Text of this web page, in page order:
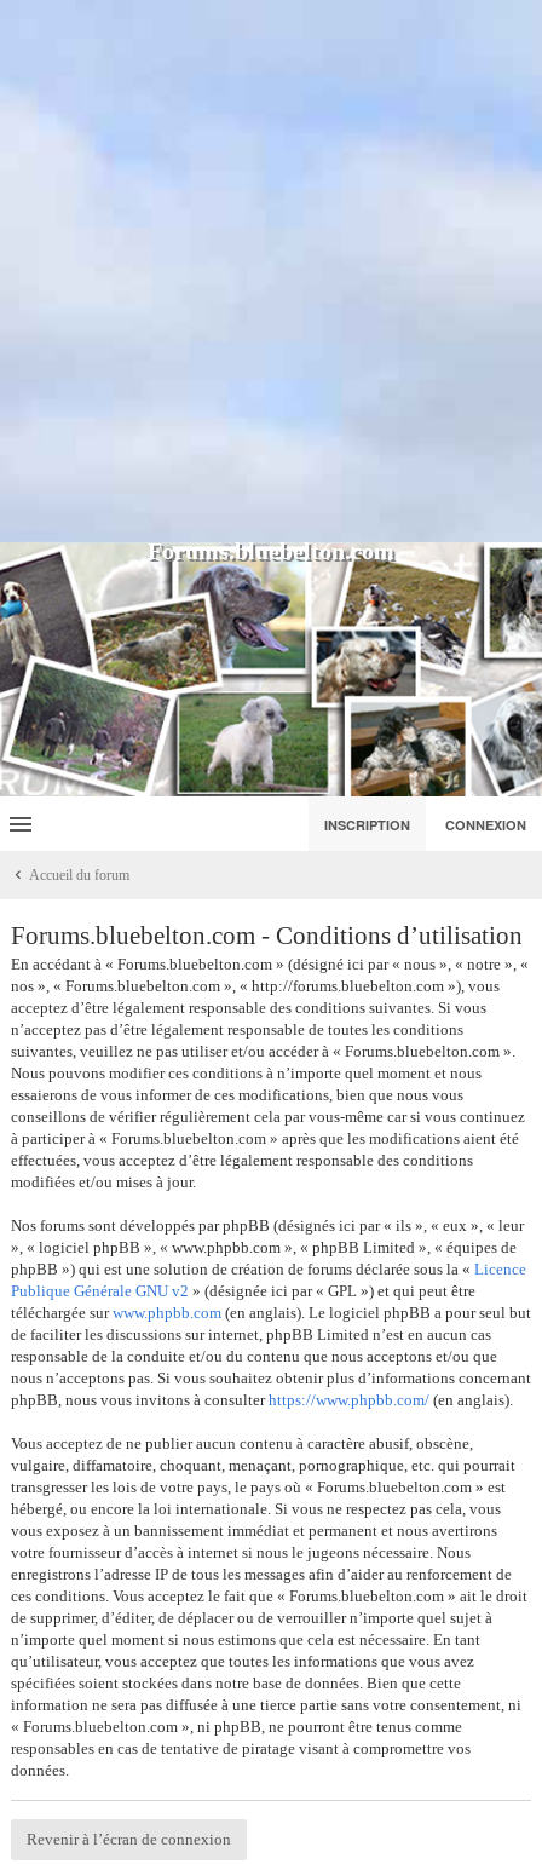
Forums.bluebelton.com
INSCRIPTION CONNEXION
Accueil du forum
Forums.bluebelton.com - Conditions d’utilisation
En accédant à « Forums.bluebelton.com » (désigné ici par « nous », « notre », «
nos », « Forums.bluebelton.com », « http://forums.bluebelton.com »), vous
acceptez d’être légalement responsable des conditions suivantes. Si vous
n’acceptez pas d’être légalement responsable de toutes les conditions
suivantes, veuillez ne pas utiliser et/ou accéder à « Forums.bluebelton.com ».
Nous pouvons modifier ces conditions à n’importe quel moment et nous
essaierons de vous informer de ces modifications, bien que nous vous
conseillons de vérifier régulièrement cela par vous-même car si vous continuez
à participer à « Forums.bluebelton.com » après que les modifications aient été
effectuées, vous acceptez d’être légalement responsable des conditions
modifiées et/ou mises à jour.
Nos forums sont développés par phpBB (désignés ici par « ils », « eux », « leur
», « logiciel phpBB », « www.phpbb.com », « phpBB Limited », « équipes de
phpBB ») qui est une solution de création de forums déclarée sous la « Licence
Publique Générale GNU v2 » (désignée ici par « GPL ») et qui peut être
téléchargée surwww.phpbb.com (en anglais). Le logiciel phpBB a pour seul but
de faciliter les discussions sur internet, phpBB Limited n’est en aucun cas
responsable de la conduite et/ou du contenu que nous acceptons et/ou que
nous n’acceptons pas. Si vous souhaitez obtenir plus d’informations concernant
phpBB, nous vous invitons à consulterhttps://www.phpbb.com/ (en anglais).
Vous acceptez de ne publier aucun contenu à caractère abusif, obscène,
vulgaire, diffamatoire, choquant, menaçant, pornographique, etc. qui pourrait
transgresser les lois de votre pays, le pays où « Forums.bluebelton.com » est
hébergé, ou encore la loi internationale. Si vous ne respectez pas cela, vous
vous exposez à un bannissement immédiat et permanent et nous avertirons
votre fournisseur d’accès à internet si nous le jugeons nécessaire. Nous
enregistrons l’adresse IP de tous les messages afin d’aider au renforcement de
ces conditions. Vous acceptez le fait que « Forums.bluebelton.com » ait le droit
de supprimer, d’éditer, de déplacer ou de verrouiller n’importe quel sujet à
n’importe quel moment si nous estimons que cela est nécessaire. En tant
qu’utilisateur, vous acceptez que toutes les informations que vous avez
spécifiées soient stockées dans notre base de données. Bien que cette
information ne sera pas diffusée à une tierce partie sans votre consentement, ni
« Forums.bluebelton.com », ni phpBB, ne pourront être tenus comme
responsables en cas de tentative de piratage visant à compromettre vos
données.
Revenir à l’écran de connexion